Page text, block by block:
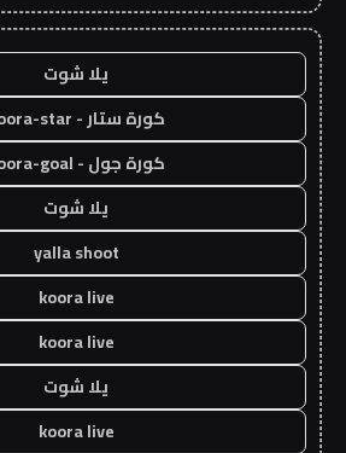
يلا شوت
كورة ستار - koora-star
كورة جول - koora-goal
يلا شوت
yalla shoot
koora live
koora live
يلا شوت
koora live